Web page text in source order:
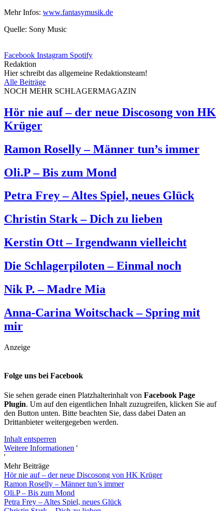
Mehr Infos: www.fantasymusik.de
Quelle: Sony Music
Facebook Instagram Spotify
Redaktion
Hier schreibt das allgemeine Redaktionsteam!
Alle Beiträge
NOCH MEHR SCHLAGERMAGAZIN
Hör nie auf – der neue Discosong von HK
Krüger
Ramon Roselly – Männer tun’s immer
Oli.P – Bis zum Mond
Petra Frey – Altes Spiel, neues Glück
Christin Stark – Dich zu lieben
Kerstin Ott – Irgendwann vielleicht
Die Schlagerpiloten – Einmal noch
Nik P. – Madre Mia
Anna-Carina Woitschack – Spring mit
mir
Anzeige
Folge uns bei Facebook
Sie sehen gerade einen Platzhalterinhalt von Facebook Page
Plugin. Um auf den eigentlichen Inhalt zuzugreifen, klicken Sie auf
den Button unten. Bitte beachten Sie, dass dabei Daten an
Drittanbieter weitergegeben werden.
Inhalt entsperren
Weitere Informationen '
'
Mehr Beiträge
Hör nie auf – der neue Discosong von HK Krüger
Ramon Roselly – Männer tun’s immer
Oli.P – Bis zum Mond
Petra Frey – Altes Spiel, neues Glück